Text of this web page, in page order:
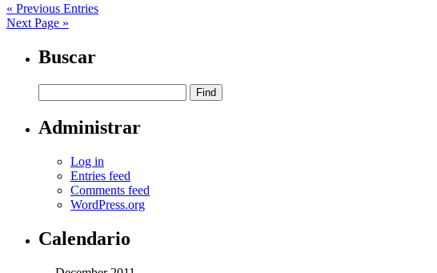
« Previous Entries
Next Page »
Buscar
Administrar
Log in
Entries feed
Comments feed
WordPress.org
Calendario